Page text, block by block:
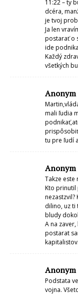
11:22 – ty
dcéra,
je tvoj
Ja len
postarať o
ide
Každý
všetkých
Anonym
mali ľudia
prispôsobiť
tu pre ľudí
Anonym
Takze este
Kto prinutil
nezastzvil?
dilino, uz ti
bludy
A na
postarat
kapitalistov.
Anonym
Podstata
vojna.